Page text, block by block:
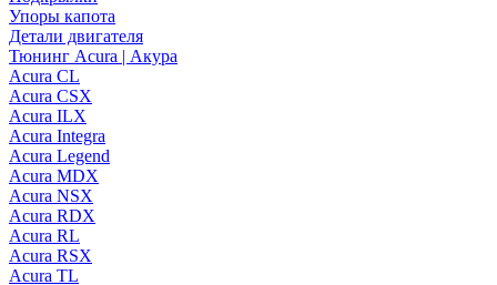
Упоры капота
Детали двигателя
Тюнинг Acura | Акура
Acura CL
Acura CSX
Acura ILX
Acura Integra
Acura Legend
Acura MDX
Acura NSX
Acura RDX
Acura RL
Acura RSX
Acura TL